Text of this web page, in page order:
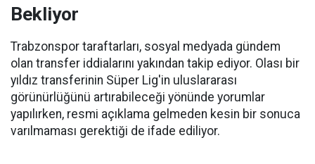
Bekliyor
Trabzonspor taraftarları, sosyal medyada gündem
olan transfer iddialarını yakından takip ediyor. Olası bir
yıldız transferinin Süper Lig'in uluslararası
görünürlüğünü artırabileceği yönünde yorumlar
yapılırken, resmi açıklama gelmeden kesin bir sonuca
varılmaması gerektiği de ifade ediliyor.